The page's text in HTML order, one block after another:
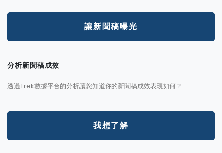
讓新聞稿曝光
分析新聞稿成效
透過Trek數據平台的分析讓您知道你的新聞稿成效表現如何？
我想了解